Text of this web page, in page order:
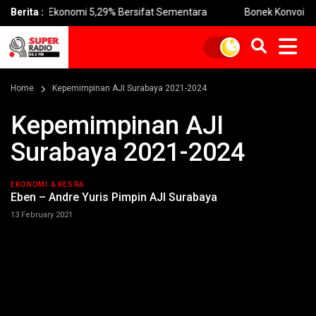
Berita :
Ekonomi 5,29% Bersifat Sementara Bonek Konvoi di
Home Kepemimpinan AJI Surabaya 2021-2024
Kepemimpinan AJI
Surabaya 2021-2024
EKONOMI & KESRA
Eben – Andre Yuris Pimpin AJI Surabaya
13 February 2021